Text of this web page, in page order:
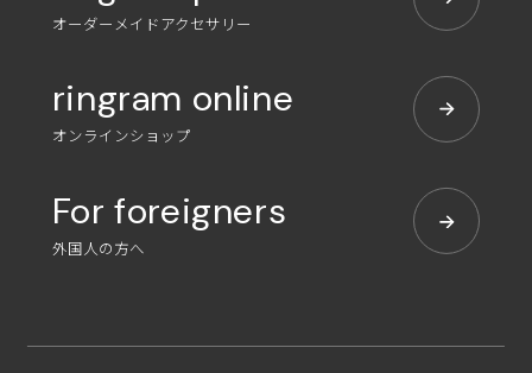
オーダーメイドアクセサリー
ringram online
オンラインショップ
For foreigners
外国人の方へ